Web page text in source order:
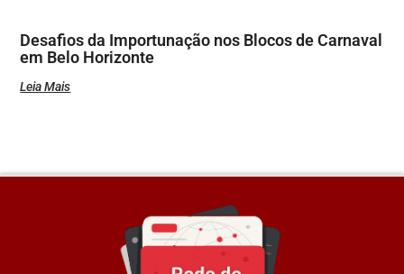
Desafios da Importunação nos Blocos de Carnaval
em Belo Horizonte
Leia Mais